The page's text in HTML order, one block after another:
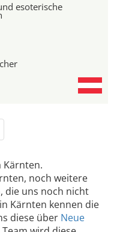
esoterische
Kärnten.
noch weitere
die uns noch nicht
Kärnten kennen die
diese über Neue